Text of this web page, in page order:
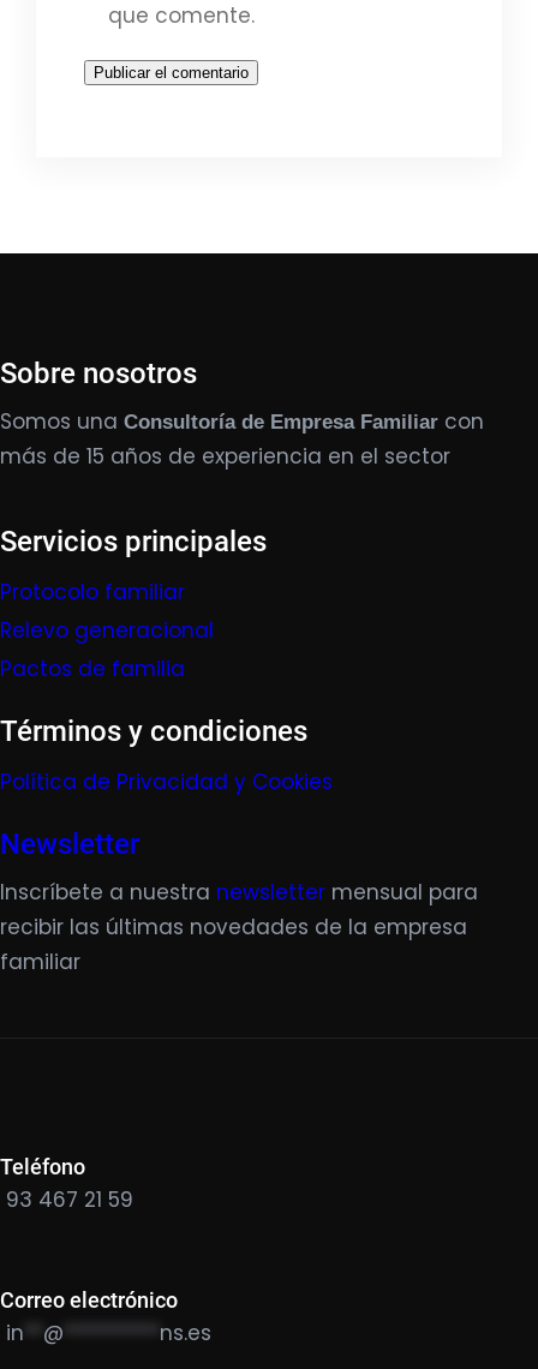
que comente.
Sobre nosotros
Somos una Consultoría de Empresa Familiar con
más de 15 años de experiencia en el sector
Servicios principales
Protocolo familiar
Relevo generacional
Pactos de familia
Términos y condiciones
Política de Privacidad y Cookies
Newsletter
Inscríbete a nuestra newsletter mensual para
recibir las últimas novedades de la empresa
familiar
Teléfono
93 467 21 59
Correo electrónico
in @ ********** ns.es